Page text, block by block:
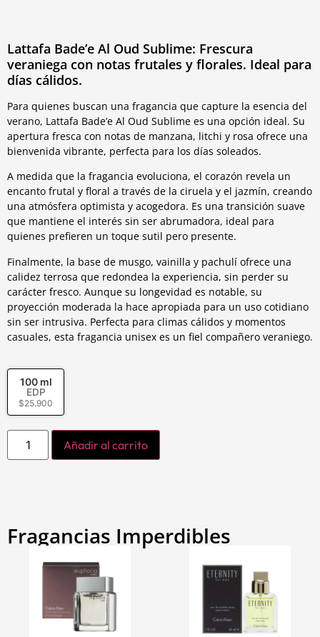
Lattafa Bade’e Al Oud Sublime: Frescura
veraniega con notas frutales y florales. Ideal para
días cálidos.
Para quienes buscan una fragancia que capture la esencia del
verano, Lattafa Bade’e Al Oud Sublime es una opción ideal. Su
apertura fresca con notas de manzana, litchi y rosa ofrece una
bienvenida vibrante, perfecta para los días soleados.
A medida que la fragancia evoluciona, el corazón revela un
encanto frutal y floral a través de la ciruela y el jazmín, creando
una atmósfera optimista y acogedora. Es una transición suave
que mantiene el interés sin ser abrumadora, ideal para
quienes prefieren un toque sutil pero presente.
Finalmente, la base de musgo, vainilla y pachulí ofrece una
calidez terrosa que redondea la experiencia, sin perder su
carácter fresco. Aunque su longevidad es notable, su
proyección moderada la hace apropiada para un uso cotidiano
sin ser intrusiva. Perfecta para climas cálidos y momentos
casuales, esta fragancia unisex es un fiel compañero veraniego.
100 ml
EDP
$25.900
Añadir al carrito
Fragancias Imperdibles